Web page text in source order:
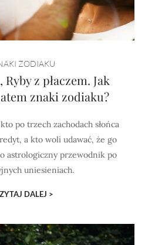
ZODIAKU
z płaczem. Jak
znaki zodiaku?
po trzech zachodach słońca
a kto woli udawać, że go
astrologiczny przewodnik po
uniesieniach.
DALEJ >